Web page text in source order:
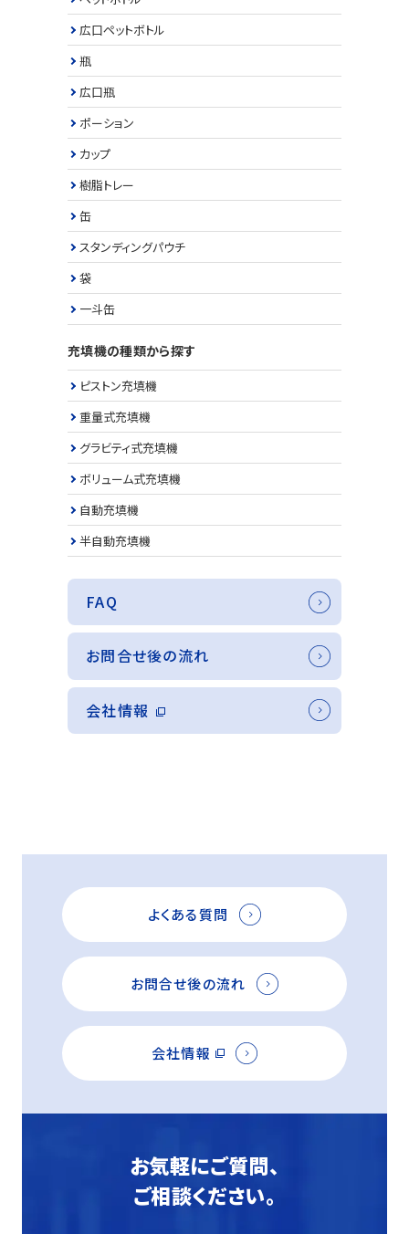
広口ペットボトル
瓶
広口瓶
ポーション
カップ
樹脂トレー
缶
スタンディングパウチ
袋
一斗缶
充填機の種類から探す
ピストン充填機
重量式充填機
グラビティ式充填機
ボリューム式充填機
自動充填機
半自動充填機
FAQ
お問合せ後の流れ
会社情報
よくある質問
お問合せ後の流れ
会社情報
お気軽にご質問、
ご相談ください。